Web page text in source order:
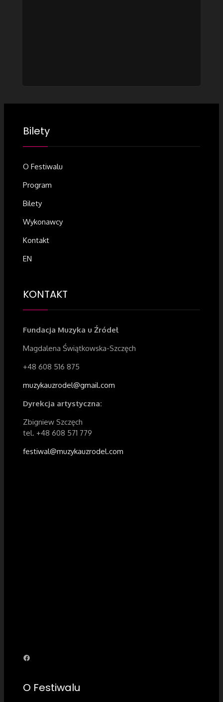
Bilety
O Festiwalu
Program
Bilety
Wykonawcy
Kontakt
EN
KONTAKT
Fundacja Muzyka u Źródeł
Magdalena Świątkowska-Szczęch
+48 608 516 875
muzykauzrodel@gmail.com
Dyrekcja artystyczna:
Zbigniew Szczęch
tel. +48 608 571 779
festiwal@muzykauzrodel.com
Facebook
O Festiwalu